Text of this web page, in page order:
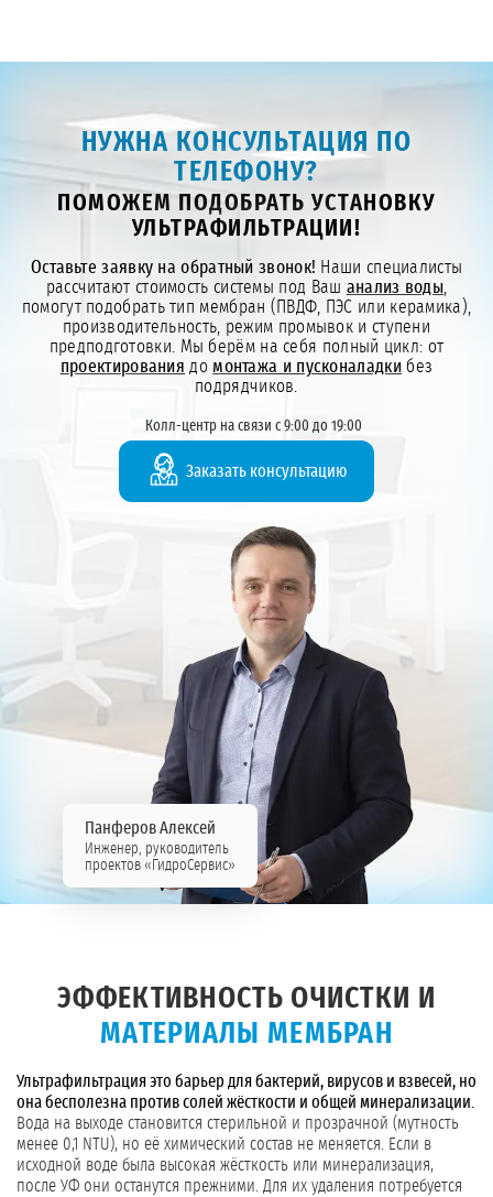
НУЖНА КОНСУЛЬТАЦИЯ ПО
ТЕЛЕФОНУ?
ПОМОЖЕМ ПОДОБРАТЬ УСТАНОВКУ
УЛЬТРАФИЛЬТРАЦИИ!
Оставьте заявку на обратный звонок! Наши специалисты
рассчитают стоимость системы под Ваш анализ воды
помогут подобрать тип мембран (ПВДФ, ПЭС или керамика),
производительность, режим промывок и ступени
предподготовки. Мы берём на себя полный цикл: от
проектирования до монтажа и пусконаладкибез
подрядчиков.
Колл-центр на связи с 9:00 до 19:00
Заказать консультацию
Панферов Алексей
Инженер, руководитель
проектов «ГидроСервис»
ЭФФЕКТИВНОСТЬ ОЧИСТКИ И
МАТЕРИАЛЫ МЕМБРАН
Ультрафильтрация это барьер для бактерий, вирусов и взвесей, но
она бесполезна против солей жёсткости и общей минерализации.
Вода на выходе становится стерильной и прозрачной (мутность
менее 0,1 NTU), но её химический состав не меняется. Если в
исходной воде была высокая жёсткость или минерализация,
после УФ они останутся прежними. Для их удаления потребуется